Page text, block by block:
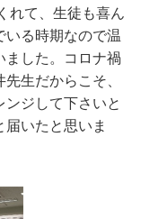
れて、生徒も喜ん
いる時期なので温
ました。コロナ禍
生だからこそ、
ジして下さいと
いたと思いま